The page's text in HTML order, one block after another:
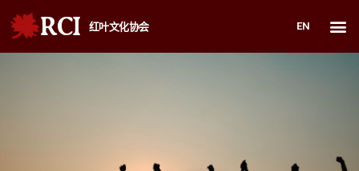
RCI 红叶文化协会 EN